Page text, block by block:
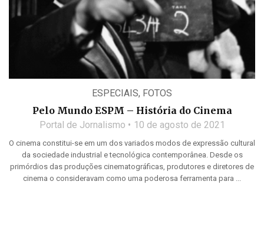
ESPECIAIS, FOTOS
Pelo Mundo ESPM – História do Cinema
Portal de Jornalismo 10 de agosto de 2021
O cinema constitui-se em um dos variados modos de expressão cultural
da sociedade industrial e tecnológica contemporânea. Desde os
primórdios das produções cinematográficas, produtores e diretores de
cinema o consideravam como uma poderosa ferramenta para ...